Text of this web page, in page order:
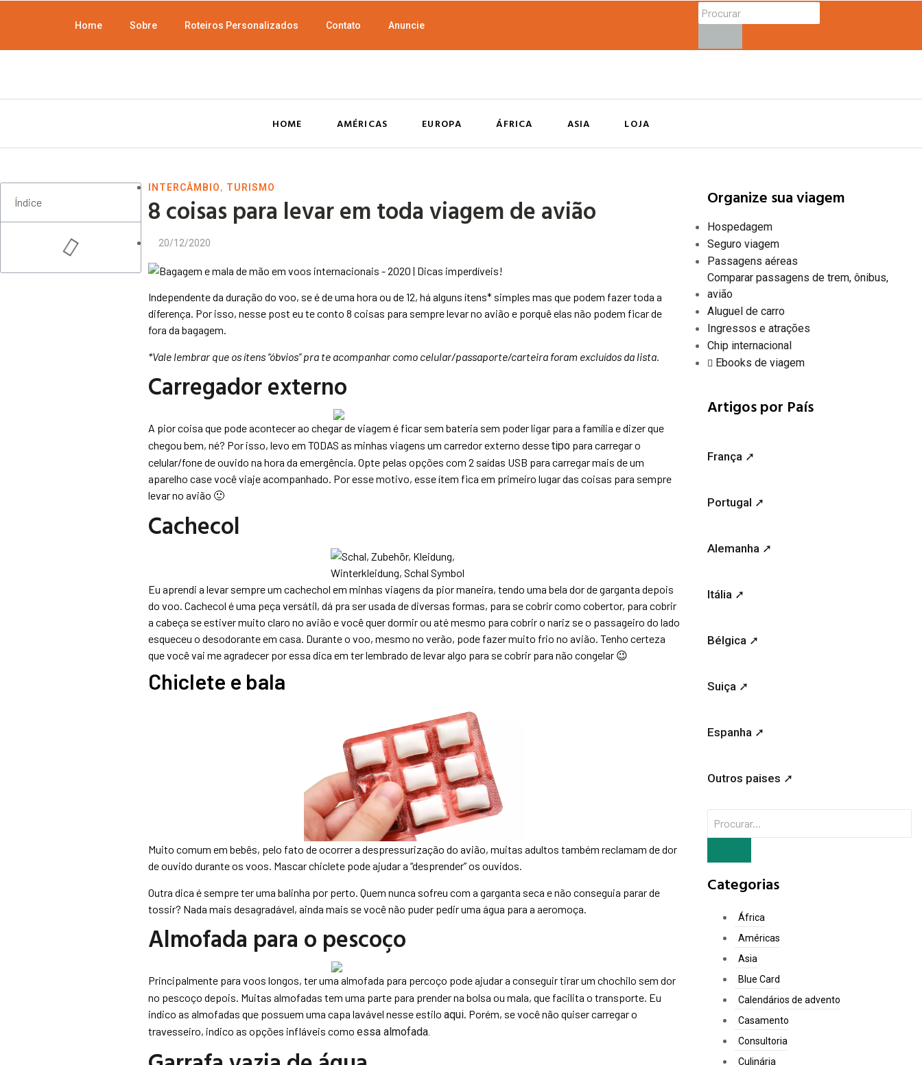
Home Sobre Roteiros Personalizados Contato Anuncie
HOME AMÉRICAS EUROPA ÁFRICA ASIA LOJA
Índice
INTERCÂMBIO, TURISMO
8 coisas para levar em toda viagem de avião
20/12/2020
Independente da duração do voo, se é de uma hora ou de 12, há alguns ítens* simples mas que podem fazer toda a
diferença. Por isso, nesse post eu te conto 8 coisas para sempre levar no avião e porquê elas não podem ficar de
fora da bagagem.
*Vale lembrar que os ítens “óbvios” pra te acompanhar como celular/passaporte/carteira foram excluídos da lista.
Carregador externo
A pior coisa que pode acontecer ao chegar de viagem é ficar sem bateria sem poder ligar para a família e dizer que
chegou bem, né? Por isso, levo em TODAS as minhas viagens um carredor externo dessetipo para carregar o
celular/fone de ouvido na hora da emergência. Opte pelas opções com 2 saídas USB para carregar mais de um
aparelho case você viaje acompanhado. Por esse motivo, esse ítem fica em primeiro lugar das coisas para sempre
levar no avião 🙂
Cachecol
Eu aprendi a levar sempre um cachechol em minhas viagens da pior maneira, tendo uma bela dor de garganta depois
do voo. Cachecol é uma peça versátil, dá pra ser usada de diversas formas, para se cobrir como cobertor, para cobrir
a cabeça se estiver muito claro no avião e você quer dormir ou até mesmo para cobrir o nariz se o passageiro do lado
esqueceu o desodorante em casa. Durante o voo, mesmo no verão, pode fazer muito frio no avião. Tenho certeza
que você vai me agradecer por essa dica em ter lembrado de levar algo para se cobrir para não congelar 😉
Chiclete e bala
Muito comum em bebês, pelo fato de ocorrer a despressurização do avião, muitas adultos também reclamam de dor
de ouvido durante os voos. Mascar chiclete pode ajudar a “desprender” os ouvidos.
Outra dica é sempre ter uma balinha por perto. Quem nunca sofreu com a garganta seca e não conseguia parar de
tossir? Nada mais desagradável, ainda mais se você não puder pedir uma água para a aeromoça.
Almofada para o pescoço
Principalmente para voos longos, ter uma almofada para percoço pode ajudar a conseguir tirar um chochilo sem dor
no pescoço depois. Muitas almofadas tem uma parte para prender na bolsa ou mala, que facilita o transporte. Eu
indico as almofadas que possuem uma capa lavável nesse estiloaqui. Porém, se você não quiser carregar o
travesseiro, indico as opções infláveis comoessa almofada.
Organize sua viagem
Hospedagem
Seguro viagem
Passagens aéreas
Comparar passagens de trem, ônibus,
avião
Aluguel de carro
Ingressos e atrações
Chip internacional
Ebooks de viagem
Artigos por País
França ➚
Portugal ➚
Alemanha ➚
Itália ➚
Bélgica ➚
Suiça ➚
Espanha ➚
Outros paises ➚
Categorias
África
Américas
Asia
Blue Card
Calendários de advento
Casamento
Consultoria
Culinária